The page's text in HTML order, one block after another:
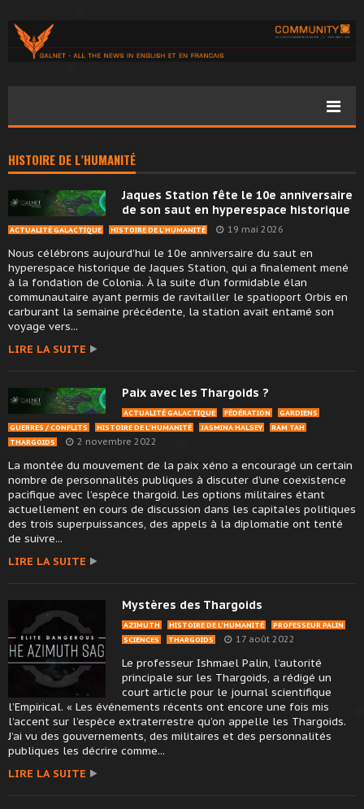
HISTOIRE DE L’HUMANITÉ
Jaques Station fête le 10e anniversaire
de son saut en hyperespace historique
ACTUALITÉ GALACTIQUE HISTOIRE DE L'HUMANITÉ 19 mai 2026
Nous célébrons aujourd’hui le 10e anniversaire du saut en
hyperespace historique de Jaques Station, qui a finalement mené
à la fondation de Colonia. À la suite d’un formidable élan
communautaire ayant permis de ravitailler le spatioport Orbis en
carburant la semaine précédente, la station avait entamé son
voyage vers...
LIRE LA SUITE
Paix avec les Thargoids ?
ACTUALITÉ GALACTIQUE FÉDÉRATION
GARDIENS
GUERRES / CONFLITS
HISTOIRE DE L'HUMANITÉ JASMINA HALSEY
RAM TAH
THARGOIDS
2 novembre 2022
La montée du mouvement de la paix xéno a encouragé un certain
nombre de personnalités publiques à discuter d’une coexistence
pacifique avec l’espèce thargoid. Les options militaires étant
actuellement en cours de discussion dans les capitales politiques
des trois superpuissances, des appels à la diplomatie ont tenté
de suivre...
LIRE LA SUITE
Mystères des Thargoids
AZIMUTH HISTOIRE DE L'HUMANITÉ
PROFESSEUR PALIN
SCIENCES
THARGOIDS 17 août 2022
Le professeur Ishmael Palin, l’autorité
principale sur les Thargoids, a rédigé un
court article pour le journal scientifique
l’Empirical. « Les événements récents ont encore une fois mis
l’accent sur l’espèce extraterrestre qu’on appelle les Thargoids.
J’ai vu des gouvernements, des militaires et des personnalités
publiques les décrire comme...
LIRE LA SUITE